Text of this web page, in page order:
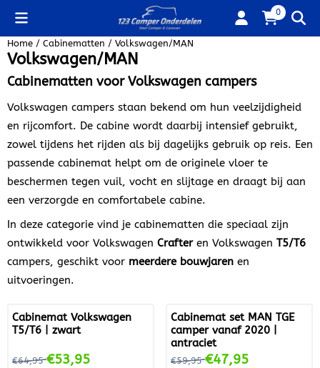
Cookievoorkeuren zijn beschikbaar. Kies instellingen of sta
0
Home / Cabinematten / Volkswagen/MAN
Volkswagen/MAN
Cabinematten voor Volkswagen campers
Volkswagen campers staan bekend om hun veelzijdigheid
en rijcomfort. De cabine wordt daarbij intensief gebruikt,
zowel tijdens het rijden als bij dagelijks gebruik op reis. Een
passende cabinemat helpt om de originele vloer te
beschermen tegen vuil, vocht en slijtage en draagt bij aan
een verzorgde en comfortabele cabine.
In deze categorie vind je cabinematten die speciaal zijn
ontwikkeld voor Volkswagen Crafter en Volkswagen T5/T6
campers, geschikt voor meerdere bouwjaren en
uitvoeringen.
Cabinemat Volkswagen
T5/T6 | zwart
Van 64,95 voor 53,95
€64,95€53,95
Cabinemat set MAN TGE
camper vanaf 2020 |
antraciet
Van 59,95 voor 47,95
€59,95€47,95